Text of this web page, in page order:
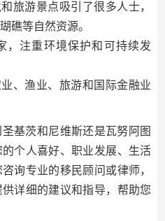
旅游景点吸引了很多人士，
礁等自然资源。
，注重环境保护和可持续发
、渔业、旅游和国际金融业
基茨和尼维斯还是瓦努阿图
个人喜好、职业发展、生活
询专业的移民顾问或律师，
详细的建议和指导，帮助您